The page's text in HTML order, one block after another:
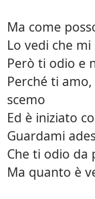
Ma come
Lo vedi che
Però ti odio e
Perché ti
scemo
Ed è iniziato
Guardami
Che ti odio da
Ma quanto è